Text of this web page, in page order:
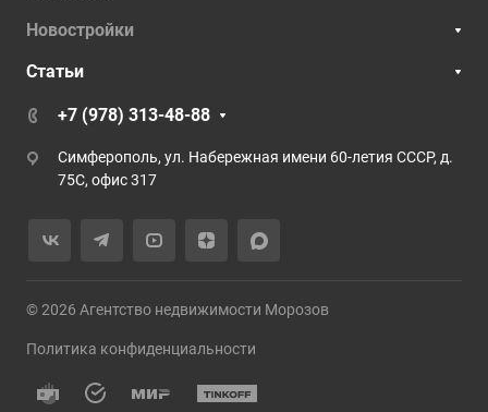
Новостройки
Статьи
+7 (978) 313-48-88
Симферополь, ул. Набережная имени 60-летия СССР, д.
75С, офис 317
© 2026 Агентство недвижимости Морозов
Политика конфиденциальности